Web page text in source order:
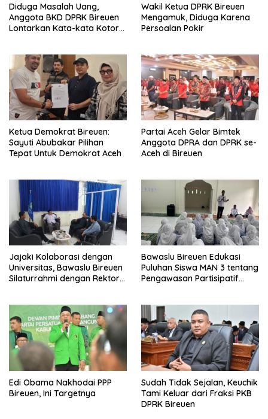
Diduga Masalah Uang,
Anggota BKD DPRK Bireuen
Lontarkan Kata-kata Kotor
Wakil Ketua DPRK Bireuen
Mengamuk, Diduga Karena
Persoalan Pokir
Ketua Demokrat Bireuen:
Sayuti Abubakar Pilihan
Tepat Untuk Demokrat Aceh
Partai Aceh Gelar Bimtek
Anggota DPRA dan DPRK se-
Aceh di Bireuen
Jajaki Kolaborasi dengan
Universitas, Bawaslu Bireuen
Silaturrahmi dengan Rektor
Bawaslu Bireuen Edukasi
Puluhan Siswa MAN 3 tentang
Pengawasan Partisipatif
Edi Obama Nakhodai PPP
Bireuen, Ini Targetnya
Sudah Tidak Sejalan, Keuchik
Tami Keluar dari Fraksi PKB
DPRK Bireuen